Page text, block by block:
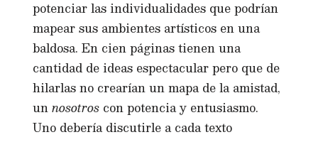
potenciar las individualidades que podrían
mapear sus ambientes artísticos en una
baldosa. En cien páginas tienen una
cantidad de ideas espectacular pero que de
hilarlas no crearían un mapa de la amistad,
unnosotros con potencia y entusiasmo.
Uno debería discutirle a cada texto